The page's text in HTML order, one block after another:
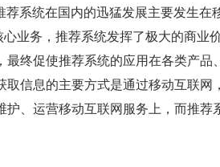
系统在国内的迅猛发展主要发生在
业务，推荐系统发挥了极大的商业
终促使推荐系统的应用在各类产品
信息的主要方式是通过移动互联网
、运营移动互联网服务上，而推荐